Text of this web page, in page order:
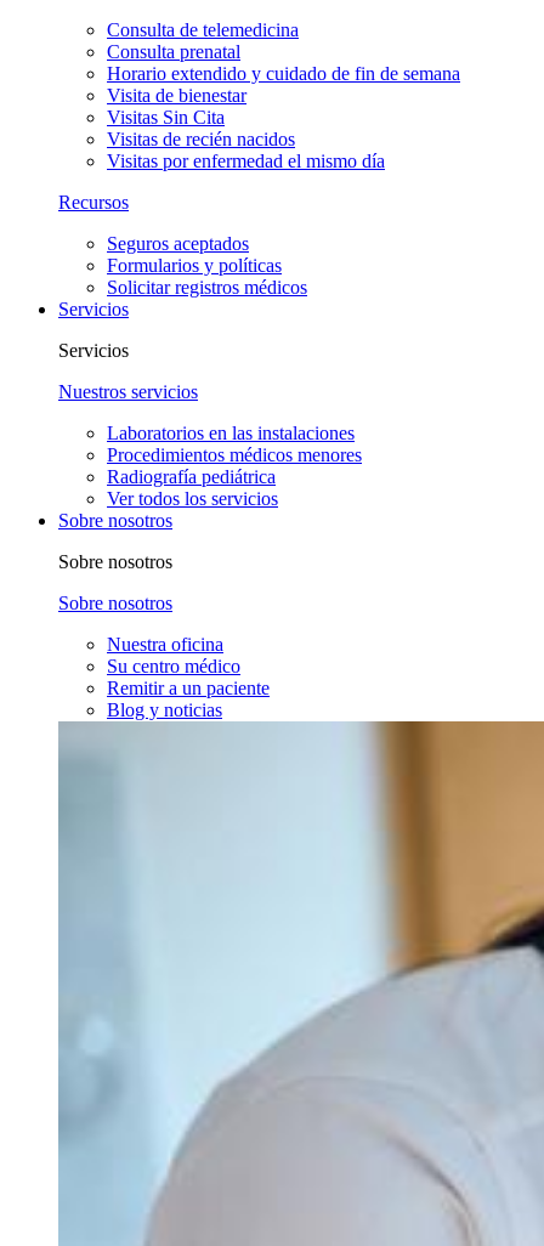
Consulta de telemedicina
Consulta prenatal
Horario extendido y cuidado de fin de semana
Visita de bienestar
Visitas Sin Cita
Visitas de recién nacidos
Visitas por enfermedad el mismo día
Recursos
Seguros aceptados
Formularios y políticas
Solicitar registros médicos
Servicios
Servicios
Nuestros servicios
Laboratorios en las instalaciones
Procedimientos médicos menores
Radiografía pediátrica
Ver todos los servicios
Sobre nosotros
Sobre nosotros
Sobre nosotros
Nuestra oficina
Su centro médico
Remitir a un paciente
Blog y noticias